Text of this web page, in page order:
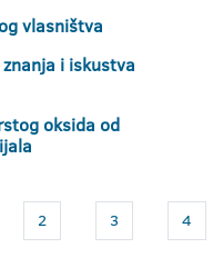
vlasništva
i iskustva
oksida od
2 3 4